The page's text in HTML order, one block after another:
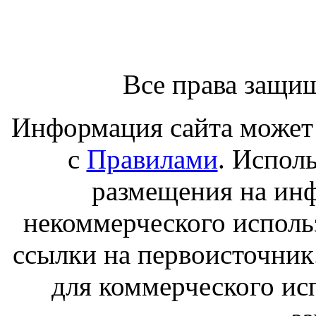
Все права
Информация сайта может
с Правилами.
размещения на
некоммерческого
ссылки на
для коммерческого